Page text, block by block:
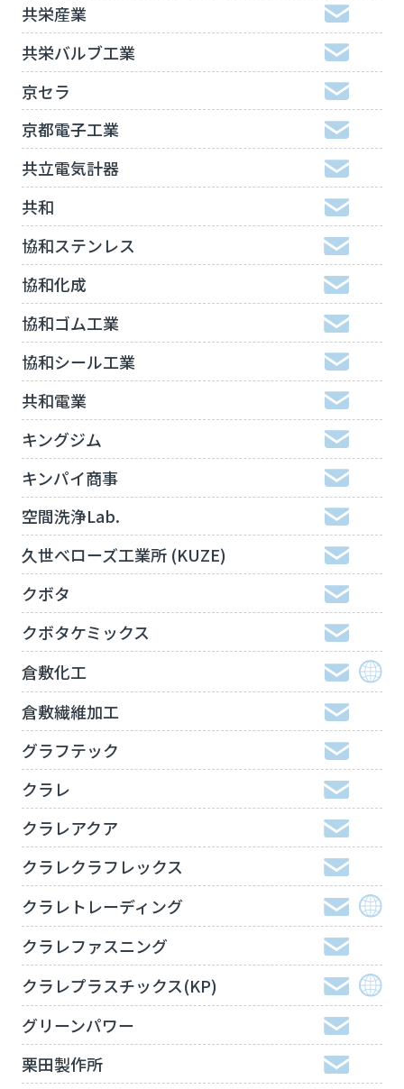
共栄産業
共栄バルブ工業
京セラ
京都電子工業
共立電気計器
共和
協和ステンレス
協和化成
協和ゴム工業
協和シール工業
共和電業
キングジム
キンパイ商事
空間洗浄Lab.
久世べローズ工業所 (KUZE)
クボタ
クボタケミックス
倉敷化工
倉敷繊維加工
グラフテック
クラレ
クラレアクア
クラレクラフレックス
クラレトレーディング
クラレファスニング
クラレプラスチックス(KP)
グリーンパワー
栗田製作所